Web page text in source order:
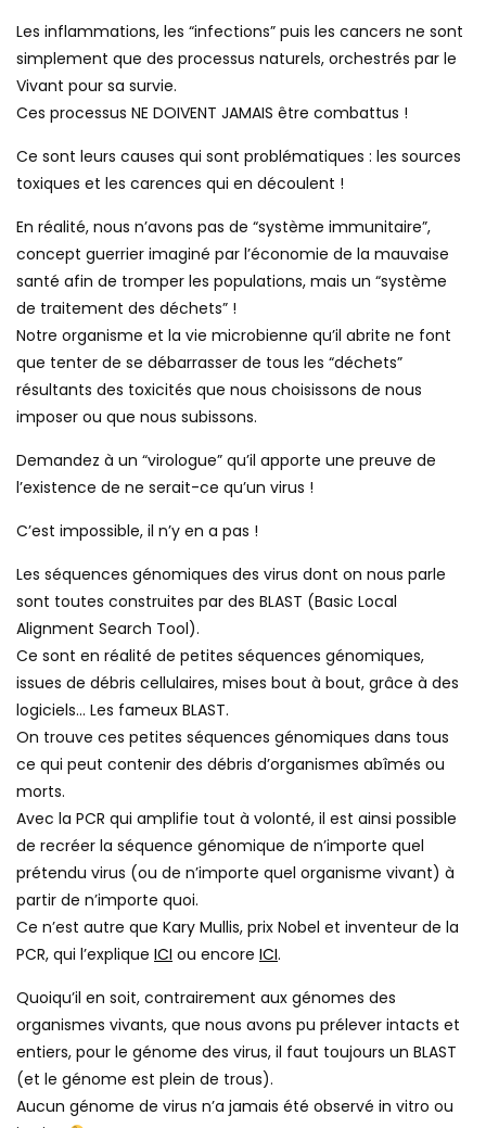
Les inflammations, les “infections” puis les cancers ne sont
simplement que des processus naturels, orchestrés par le
Vivant pour sa survie.
Ces processus NE DOIVENT JAMAIS être combattus !
Ce sont leurs causes qui sont problématiques : les sources
toxiques et les carences qui en découlent !
En réalité, nous n’avons pas de “système immunitaire”,
concept guerrier imaginé par l’économie de la mauvaise
santé afin de tromper les populations, mais un “système
de traitement des déchets” !
Notre organisme et la vie microbienne qu’il abrite ne font
que tenter de se débarrasser de tous les “déchets”
résultants des toxicités que nous choisissons de nous
imposer ou que nous subissons.
Demandez à un “virologue” qu’il apporte une preuve de
l’existence de ne serait-ce qu’un virus !
C’est impossible, il n’y en a pas !
Les séquences génomiques des virus dont on nous parle
sont toutes construites par des BLAST (Basic Local
Alignment Search Tool).
Ce sont en réalité de petites séquences génomiques,
issues de débris cellulaires, mises bout à bout, grâce à des
logiciels… Les fameux BLAST.
On trouve ces petites séquences génomiques dans tous
ce qui peut contenir des débris d’organismes abîmés ou
morts.
Avec la PCR qui amplifie tout à volonté, il est ainsi possible
de recréer la séquence génomique de n’importe quel
prétendu virus (ou de n’importe quel organisme vivant) à
partir de n’importe quoi.
Ce n’est autre que Kary Mullis, prix Nobel et inventeur de la
PCR, qui l’explique ICI ou encore ICI.
Quoiqu’il en soit, contrairement aux génomes des
organismes vivants, que nous avons pu prélever intacts et
entiers, pour le génome des virus, il faut toujours un BLAST
(et le génome est plein de trous).
Aucun génome de virus n’a jamais été observé in vitro ou